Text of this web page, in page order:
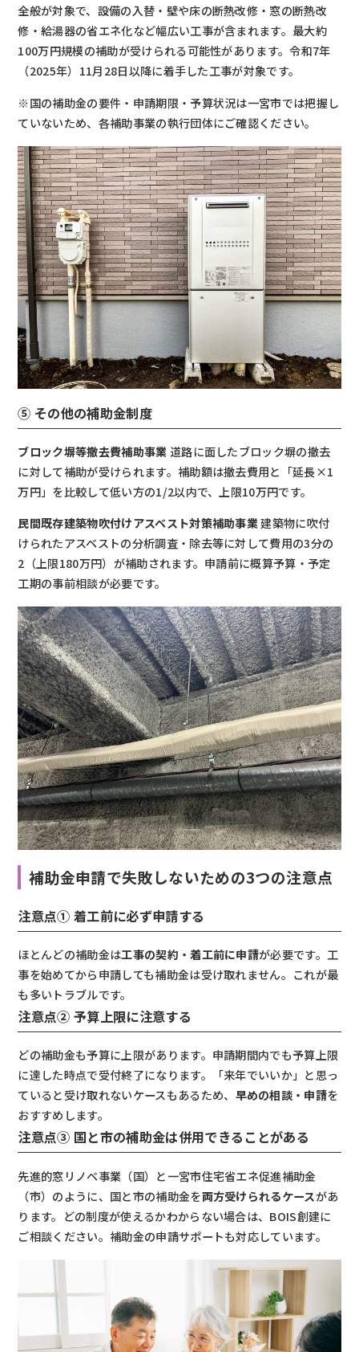
全般が対象で、設備の入替・壁や床の断熱改修・窓の断熱改
修・給湯器の省エネ化など幅広い工事が含まれます。最大約
100万円規模の補助が受けられる可能性があります。令和7年
（2025年）11月28日以降に着手した工事が対象です。
※国の補助金の要件・申請期限・予算状況は一宮市では把握し
ていないため、各補助事業の執行団体にご確認ください。
⑤ その他の補助金制度
ブロック塀等撤去費補助事業 道路に面したブロック塀の撤去
に対して補助が受けられます。補助額は撤去費用と「延長×1
万円」を比較して低い方の1/2以内で、上限10万円です。
民間既存建築物吹付けアスベスト対策補助事業建築物に吹付
けられたアスベストの分析調査・除去等に対して費用の3分の
2（上限180万円）が補助されます。申請前に概算予算・予定
工期の事前相談が必要です。
補助金申請で失敗しないための3つの注意点
注意点① 着工前に必ず申請する
ほとんどの補助金は工事の契約・着工前に申請が必要です。工
事を始めてから申請しても補助金は受け取れません。これが最
も多いトラブルです。
注意点② 予算上限に注意する
どの補助金も予算に上限があります。申請期間内でも予算上限
に達した時点で受付終了になります。「来年でいいか」と思っ
ていると受け取れないケースもあるため、 早めの相談・申請を
おすすめします。
注意点③ 国と市の補助金は併用できることがある
先進的窓リノベ事業（国）と一宮市住宅省エネ促進補助金
（市）のように、国と市の補助金を両方受けられるケースがあ
ります。どの制度が使えるかわからない場合は、BOIS創建に
ご相談ください。補助金の申請サポートも対応しています。